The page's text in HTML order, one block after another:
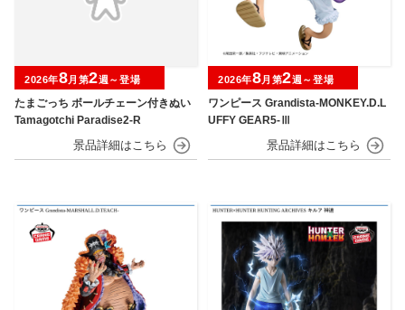
たまごっち ボールチェーン付きぬい
Tamagotchi Paradise2-R
2026年8月第2週～登場
ワンピース Grandista-MONKEY.D.L
UFFY GEAR5-Ⅲ
2026年8月第2週～登場